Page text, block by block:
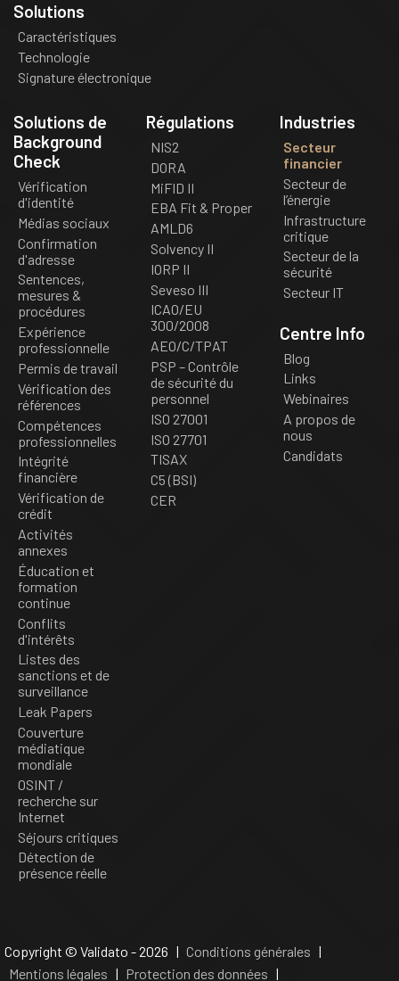
Solutions
Caractéristiques
Technologie
Signature électronique
Solutions de
Background
Check
Vérification
d'identité
Médias sociaux
Confirmation
d'adresse
Sentences,
mesures &
procédures
Expérience
professionnelle
Permis de travail
Vérification des
références
Compétences
professionnelles
Intégrité
financière
Vérification de
crédit
Activités
annexes
Éducation et
formation
continue
Conflits
d'intérêts
Listes des
sanctions et de
surveillance
Leak Papers
Couverture
médiatique
mondiale
OSINT /
recherche sur
Internet
Séjours critiques
Détection de
présence réelle
Régulations
NIS2
DORA
MiFID II
EBA Fit & Proper
AMLD6
Solvency II
IORP II
Seveso III
ICAO/EU
300/2008
AEO/C/TPAT
PSP – Contrôle
de sécurité du
personnel
ISO 27001
ISO 27701
TISAX
C5 (BSI)
CER
Industries
Secteur
financier
Secteur de
l’énergie
Infrastructure
critique
Secteur de la
sécurité
Secteur IT
Centre Info
Blog
Links
Webinaires
A propos de
nous
Candidats
Copyright © Validato - 2026 | Conditions générales |
Mentions légales | Protection des données |